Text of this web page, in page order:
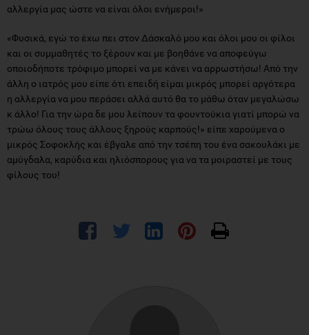
αλλεργία μας ώστε να είναι όλοι ενήμεροι!»
«Φυσικά, εγώ το έχω πει στον Δάσκαλό μου και όλοι μου οι φίλοι
και οι συμμαθητές το ξέρουν και με βοηθάνε να αποφεύγω
οποιοδήποτε τρόφιμο μπορεί να με κάνει να αρρωστήσω! Από την
άλλη ο ιατρός μου είπε ότι επειδή είμαι μικρός μπορεί αργότερα
η αλλεργία να μου περάσει αλλά αυτό θα το μάθω όταν μεγαλώσω
κ άλλο! Για την ώρα δε μου λείπουν τα φουντούκια γιατί μπορώ να
τρώω όλους τους άλλους ξηρούς καρπούς!» είπε χαρούμενα ο
μικρός Σοφοκλής και έβγαλε από την τσέπη του ένα σακουλάκι με
αμύγδαλα, καρύδια και ηλιόσπορους για να τα μοιραστεί με τους
φίλους του!